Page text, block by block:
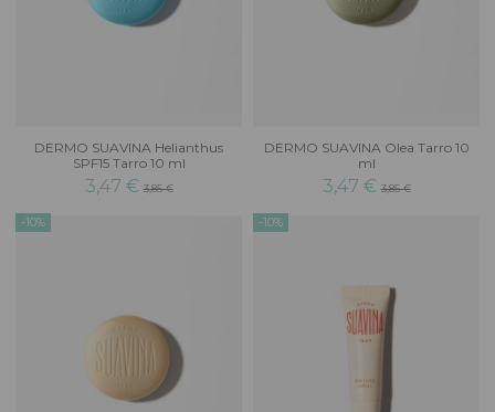
DERMO SUAVINA Helianthus
SPF15 Tarro 10 ml
3,47 €3,85 €
DERMO SUAVINA Olea Tarro 10
ml
3,47 €3,85 €
-10% -10%